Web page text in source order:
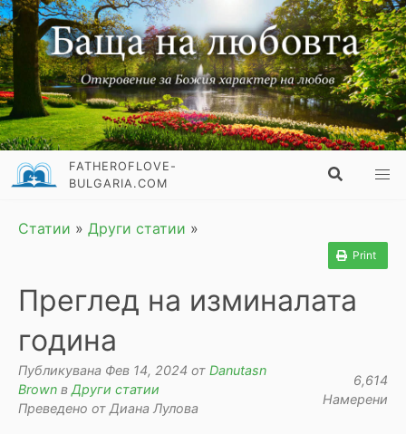
FATHEROFLOVE-
BULGARIA.COM
Статии » Други статии »
Print
Преглед на изминалата
година
Публикувана Фев 14, 2024 от Danutasn
Brown в Други статии
Преведено от Диана Лулова
6,614
Намерени